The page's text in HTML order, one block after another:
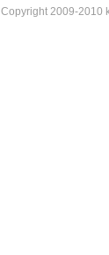
Copyright 2009-2010